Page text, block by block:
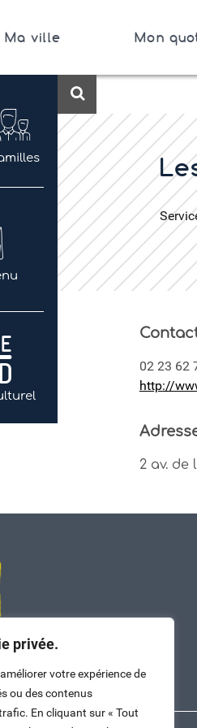
privée.
votre expérience de
ou des contenus
En cliquant sur « Tout
de Chartres de
Ma ville Mon
Rechercher
02 23 62
http://
2 av.